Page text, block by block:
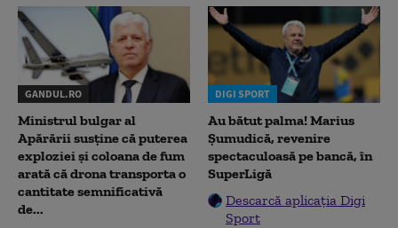
GANDUL.RO
Ministrul bulgar al
Apărării susține că puterea
exploziei și coloana de fum
arată că drona transporta o
cantitate semnificativă
de...
DIGI SPORT
Au bătut palma! Marius
Șumudică, revenire
spectaculoasă pe bancă, în
SuperLigă
Descarcă aplicația Digi
Sport